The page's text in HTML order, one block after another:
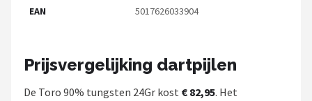
EAN 5017626033904
Prijsvergelijking dartpijlen
De Toro 90% tungsten 24Gr kost € 82,95. Het